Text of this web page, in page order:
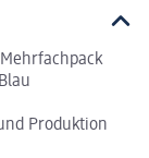
Produktion